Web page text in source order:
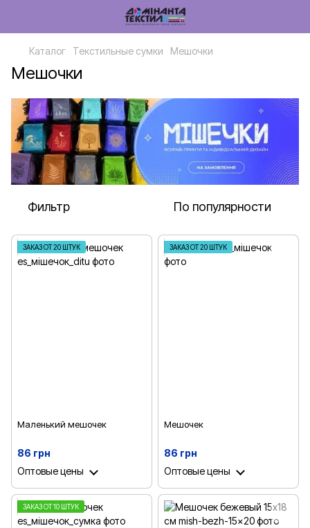
Каталог Текстильные сумки Мешочки
Мешочки
Фильтр По популярности
ЗАКАЗ ОТ 20 ШТУК
Маленький мешочек
86 грн
Оптовые цены
ЗАКАЗ ОТ 20 ШТУК
Мешочек
86 грн
Оптовые цены
ЗАКАЗ ОТ 10 ШТУК